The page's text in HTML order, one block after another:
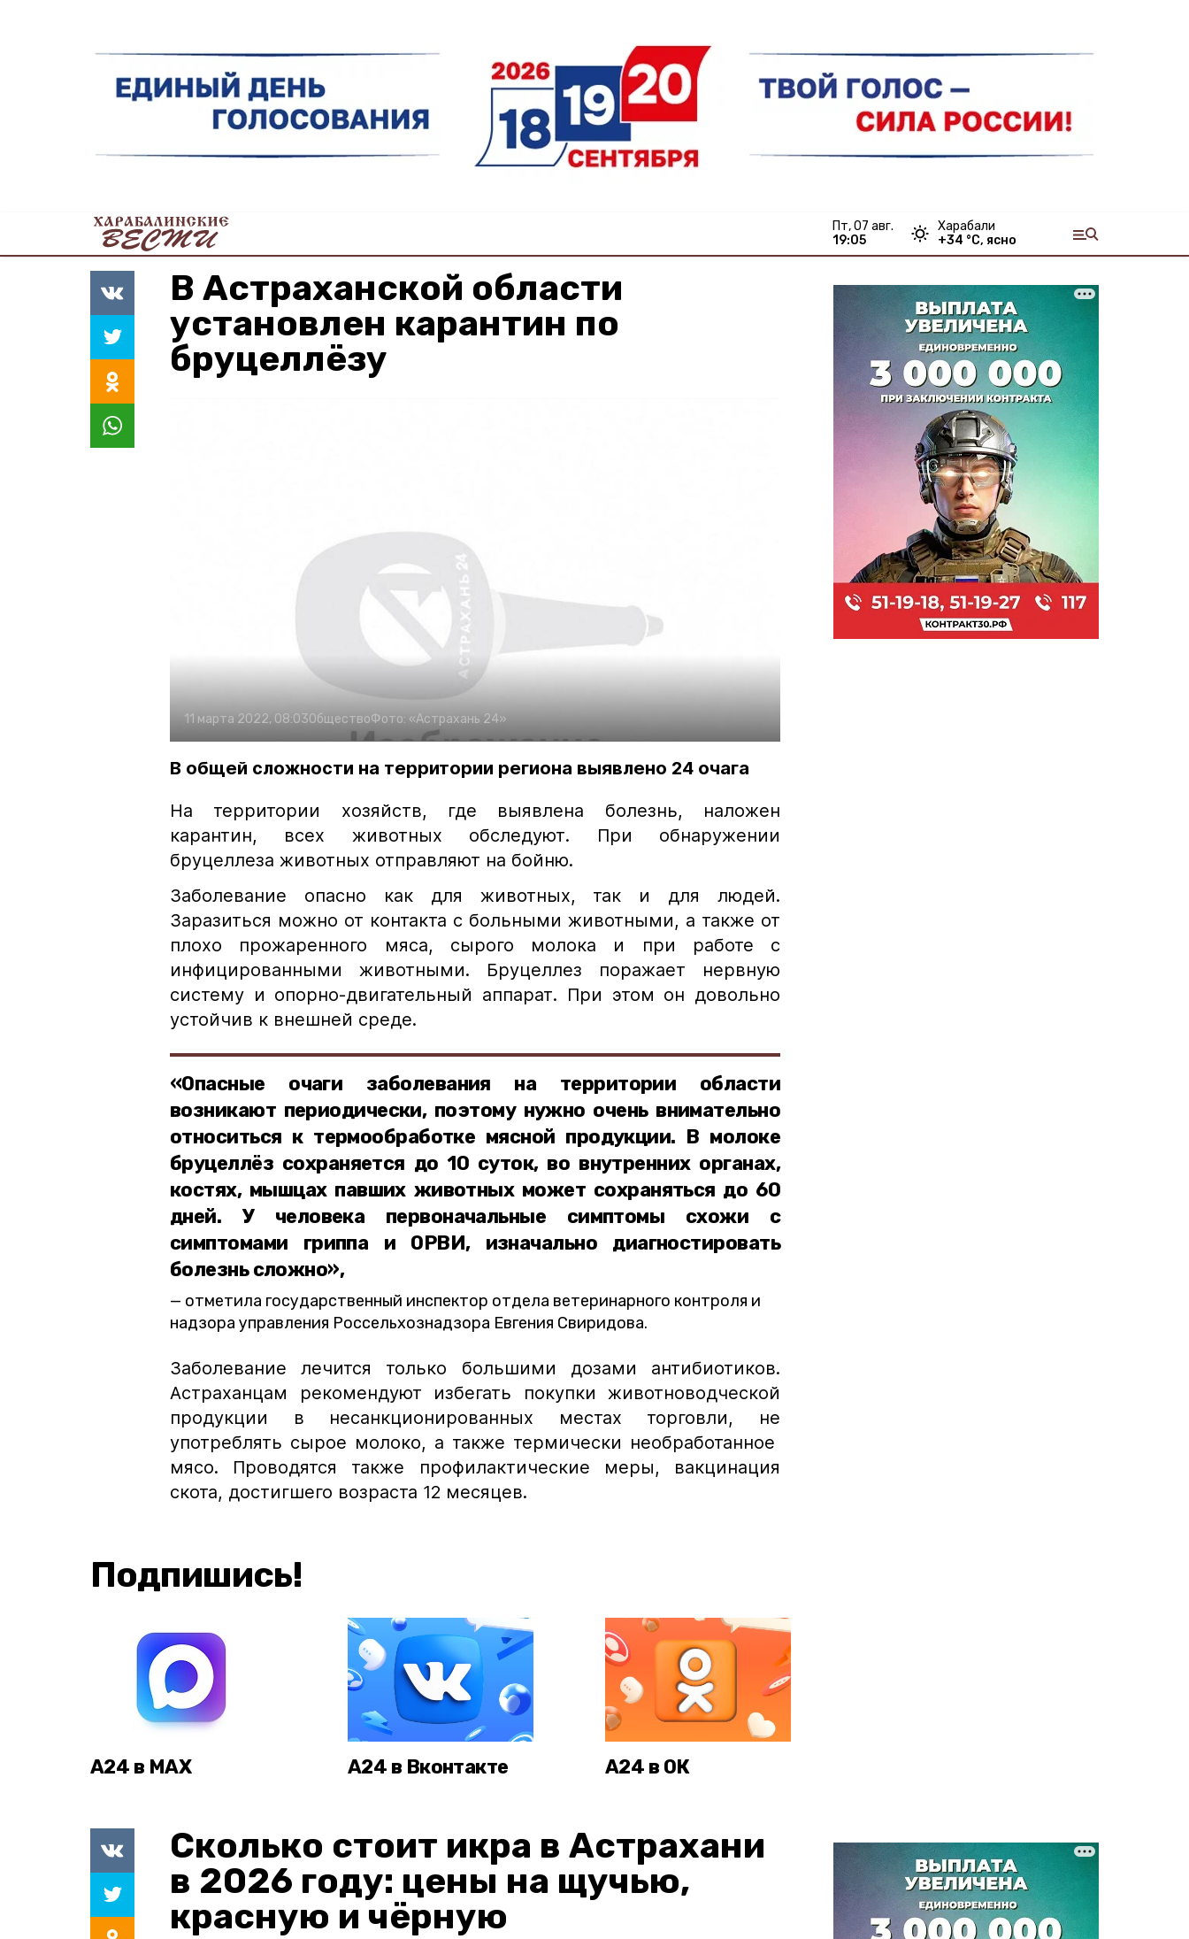
пт, 07 авг.
19:05
Харабали
+34 °С, ясно
В Астраханской области
установлен карантин по
бруцеллёзу
11 марта 2022, 08:03ОбществоФото: «Астрахань 24»
В общей сложности на территории региона выявлено 24 очага
На территории хозяйств, где выявлена болезнь, наложен
карантин, всех животных обследуют. При обнаружении
бруцеллеза животных отправляют на бойню.
Заболевание опасно как для животных, так и для людей.
Заразиться можно от контакта с больными животными, а также от
плохо прожаренного мяса, сырого молока и при работе с
инфицированными животными. Бруцеллез поражает нервную
систему и опорно-двигательный аппарат. При этом он довольно
устойчив к внешней среде.
«Опасные очаги заболевания на территории области
возникают периодически, поэтому нужно очень внимательно
относиться к термообработке мясной продукции. В молоке
бруцеллёз сохраняется до 10 суток, во внутренних органах,
костях, мышцах павших животных может сохраняться до 60
дней. У человека первоначальные симптомы схожи с
симптомами гриппа и ОРВИ, изначально диагностировать
болезнь сложно»,
отметила государственный инспектор отдела ветеринарного контроля и
надзора управления Россельхознадзора Евгения Свиридова.
Заболевание лечится только большими дозами антибиотиков.
Астраханцам рекомендуют избегать покупки животноводческой
продукции в несанкционированных местах торговли, не
употреблять сырое молоко, а также термически необработанное
мясо. Проводятся также профилактические меры, вакцинация
скота, достигшего возраста 12 месяцев.
Подпишись!
А24 в MAX А24 в Вконтакте А24 в ОК
Сколько стоит икра в Астрахани
в 2026 году: цены на щучью,
красную и чёрную